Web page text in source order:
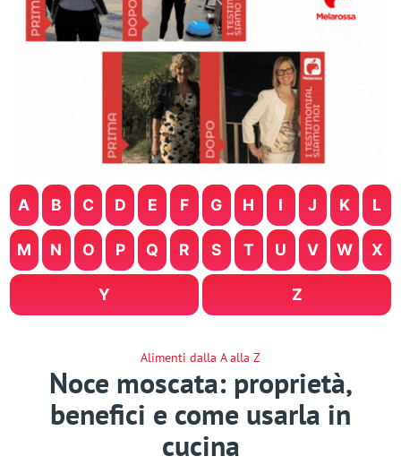
A B C D E F G H I J K L
M N O P Q R S T U V W X
Y Z
Alimenti dalla A alla Z
Noce moscata: proprietà,
benefici e come usarla in
cucina